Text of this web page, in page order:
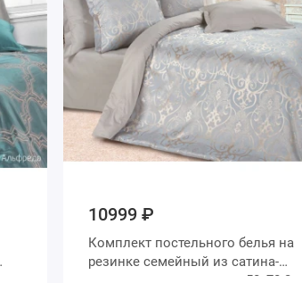
10999 ₽
Комплект постельного белья на
резинке семейный из сатина-